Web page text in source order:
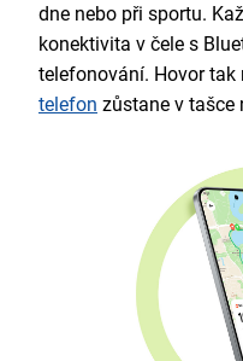
dne nebo při sportu.
konektivita v čele s
telefonování. Hovor tak
telefon zůstane v tašce